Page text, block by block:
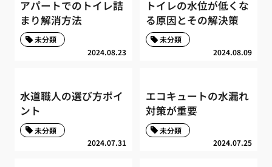
アパートでのトイレ詰
まり解消方法
2024.08.23
未分類
トイレの水位が低くな
る原因とその解決策
2024.08.09
未分類
水道職人の選び方ポイ
ント
2024.07.31
未分類
エコキュートの水漏れ
対策が重要
2024.07.25
未分類